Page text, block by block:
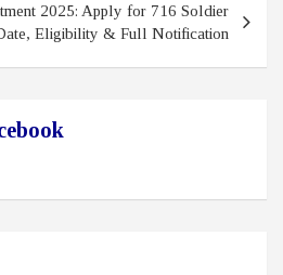
2025: Apply for 716 Soldier
Eligibility & Full Notification